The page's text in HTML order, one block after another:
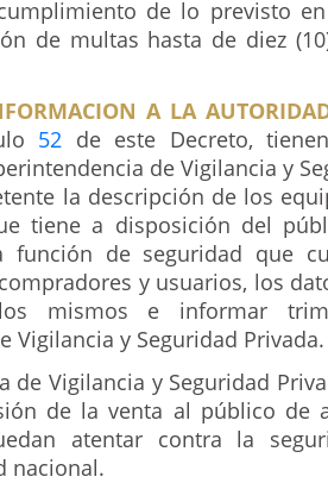
de lo previsto
de multas hasta de diez
A LA
52 de este Decreto,
de Vigilancia y
la descripción de los
tiene a disposición del
función de seguridad que
y usuarios, los
mismos e informar
Vigilancia y Seguridad Privada.
de Vigilancia y Seguridad
de la venta al público de
atentar contra la
nacional.